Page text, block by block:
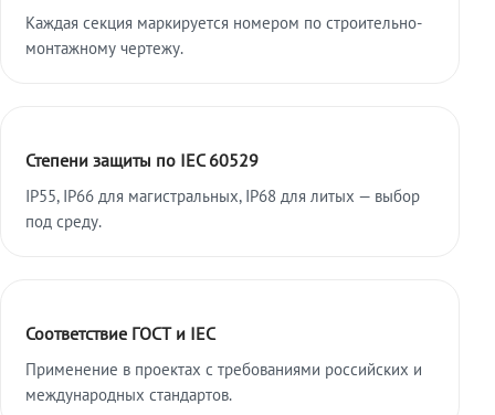
Каждая секция маркируется номером по строительно-
монтажному чертежу.
Степени защиты по IEC 60529
IP55, IP66 для магистральных, IP68 для литых — выбор
под среду.
Соответствие ГОСТ и IEC
Применение в проектах с требованиями российских и
международных стандартов.